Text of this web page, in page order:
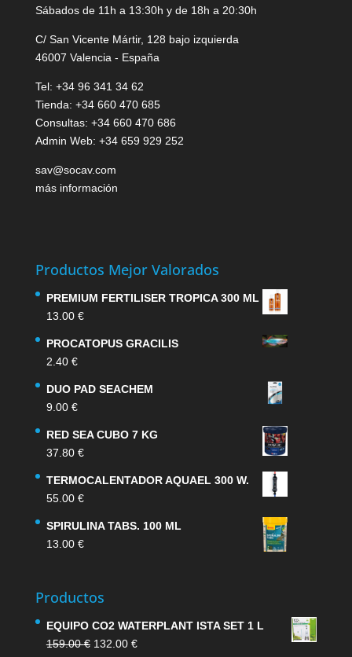
Sábados de 11h a 13:30h y de 18h a 20:30h
C/ San Vicente Mártir, 128 bajo izquierda
46007 Valencia - España
Tel: +34 96 341 34 62
Tienda: +34 660 470 685
Consultas: +34 660 470 686
Admin Web: +34 659 929 252
sav@socav.com
más información
Productos Mejor Valorados
PREMIUM FERTILISER TROPICA 300 ML
13.00 €
PROCATOPUS GRACILIS
2.40 €
DUO PAD SEACHEM
9.00 €
RED SEA CUBO 7 KG
37.80 €
TERMOCALENTADOR AQUAEL 300 W.
55.00 €
SPIRULINA TABS. 100 ML
13.00 €
Productos
EQUIPO CO2 WATERPLANT ISTA SET 1 L
159.00€ El
132.00 €El